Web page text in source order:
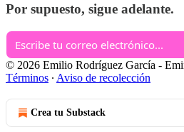
Por supuesto, sigue adelante.
© 2026 Emilio Rodríguez García -
Términos ∙ Aviso de recolección
Crea tu Substack